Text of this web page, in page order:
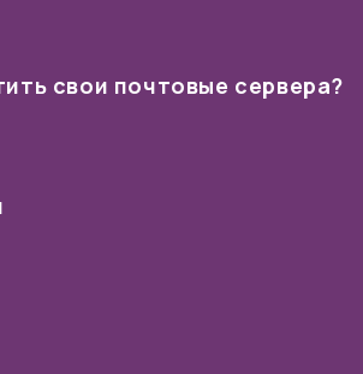
свои почтовые сервера?